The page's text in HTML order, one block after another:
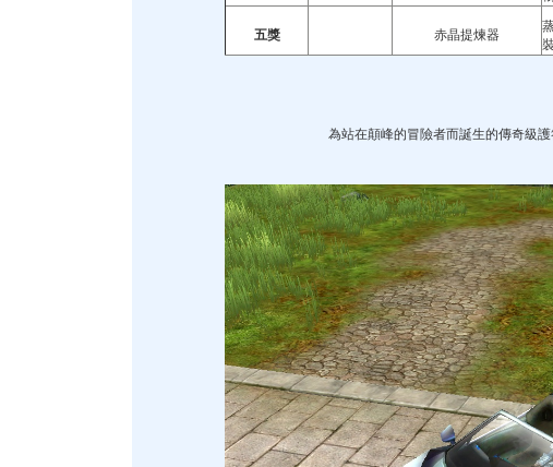
五獎 赤晶提煉器
為站在顛峰的冒險者而誕生的傳奇級